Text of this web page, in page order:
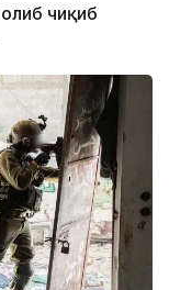
чиқиб